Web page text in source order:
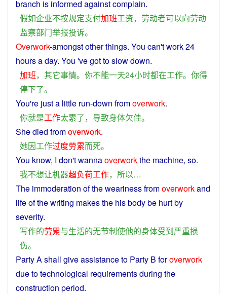
branch is informed againstcomplain.
假如企业不按规定支付加班工资， 劳动者可以向劳动
监察部门举报投诉。
Overwork-amongstotherthings. You can'twork24
hoursaday. You 'vegotto slowdown.
加班， 其它事情。 你不能一天24小时都在工作。 你得
停下了。
You're justa little run-down fromoverwork.
你就是工作太累了， 导致身体欠佳。
Shedied fromoverwork.
她因工作过度劳累而死。
You know, I don'twannaoverworkthe machine, so.
我不想让机器超负荷工作， 所以…
The immoderation of the weariness fromoverworkand
lifeof thewriting makesthe hisbodybe hurtby
severity.
写作的劳累与生活的无节制使他的身体受到严重损
伤。
PartyA shall giveassistanceto Party B foroverwork
duetotechnological requirementsduring the
construction period.